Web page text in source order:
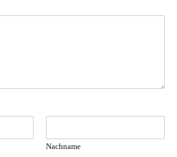
Nachname